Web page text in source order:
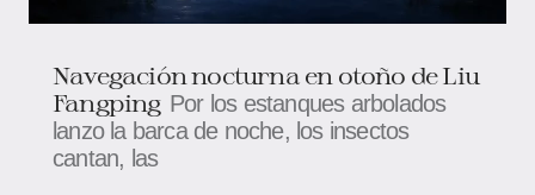
Navegación nocturna en otoño de Liu
Fangping Por los estanques arbolados
lanzo la barca de noche, los insectos
cantan, las